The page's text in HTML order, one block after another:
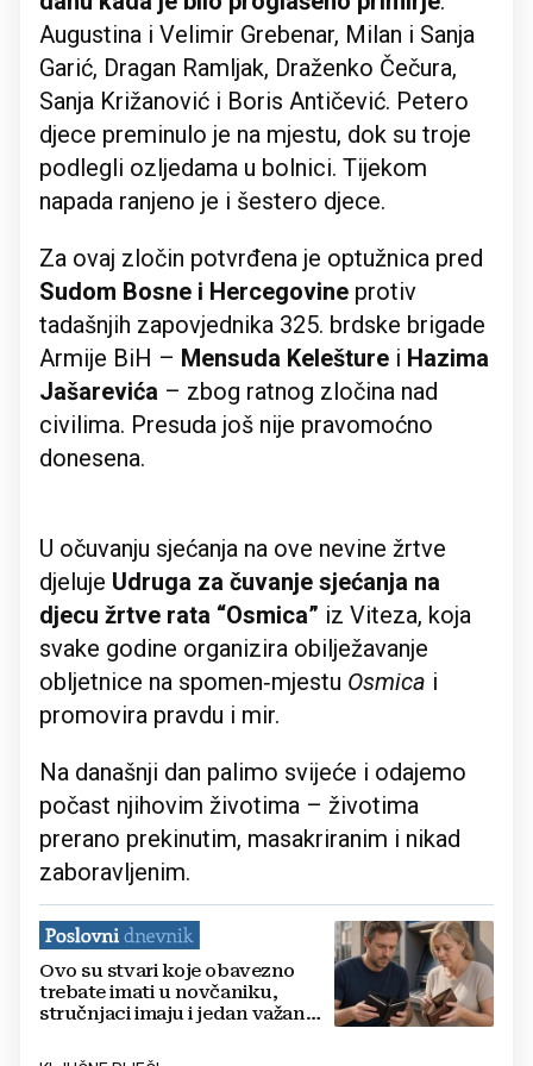
Augustina i Velimir Grebenar, Milan i Sanja
Garić, Dragan Ramljak, Draženko Čečura,
Sanja Križanović i Boris Antičević. Petero
djece preminulo je na mjestu, dok su troje
podlegli ozljedama u bolnici. Tijekom
napada ranjeno je i šestero djece.
Za ovaj zločin potvrđena je optužnica pred
Sudom Bosne i Hercegovine protiv
tadašnjih zapovjednika 325. brdske brigade
Armije BiH – Mensuda Kelešture i Hazima
Jašarevića – zbog ratnog zločina nad
civilima. Presuda još nije pravomoćno
donesena.
U očuvanju sjećanja na ove nevine žrtve
djeluje Udruga za čuvanje sjećanja na
djecu žrtve rata “Osmica” iz Viteza, koja
svake godine organizira obilježavanje
obljetnice na spomen‑mjestu Osmica i
promovira pravdu i mir.
Na današnji dan palimo svijeće i odajemo
počast njihovim životima – životima
prerano prekinutim, masakriranim i nikad
zaboravljenim.
Ovo su stvari koje obavezno
trebate imati u novčaniku,
stručnjaci imaju i jedan važan